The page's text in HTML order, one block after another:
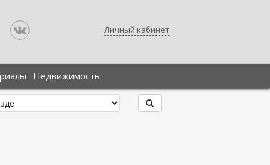
Личный кабинет
Недвижимость